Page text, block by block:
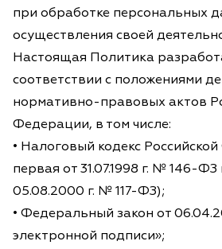
при обработке персональных
осуществления своей
Настоящая Политика
соответствии с положениями
нормативно-правовых актов
Федерации, в том числе:
• Налоговый кодекс
первая от 31.07.1998 г. № 146-
05.08.2000 г. № 117-ФЗ);
• Федеральный закон от
электронной подписи»;